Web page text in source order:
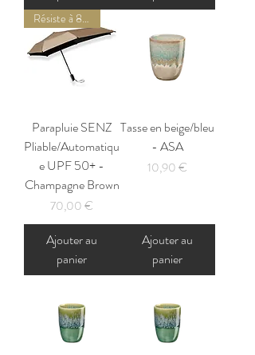
Résiste à 80km/h de vent !
Parapluie SENZ
Pliable/Automatiqu
e UPF 50+ -
Champagne Brown
Prix
70,00 €
Ajouter au
panier
Tasse en beige/bleu
- ASA
Prix
10,90 €
Ajouter au
panier